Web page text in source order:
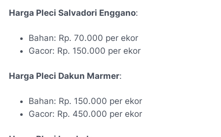
Harga Pleci Salvadori Enggano:
Bahan: Rp. 70.000 per ekor
Gacor: Rp. 150.000 per ekor
Harga Pleci Dakun Marmer:
Bahan: Rp. 150.000 per ekor
Gacor: Rp. 450.000 per ekor